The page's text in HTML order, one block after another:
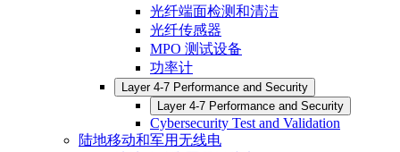
光纤端面检测和清洁
光纤传感器
MPO 测试设备
功率计
Layer 4-7 Performance and Security
Layer 4-7 Performance and Security
Cybersecurity Test and Validation
陆地移动和军用无线电